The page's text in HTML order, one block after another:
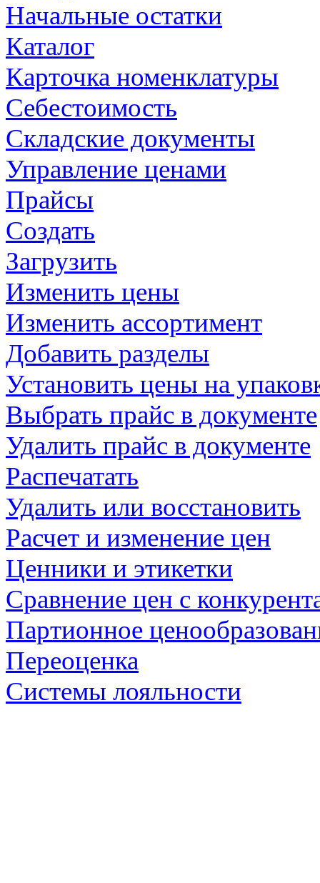
Начальные остатки
Каталог
Карточка номенклатуры
Себестоимость
Складские документы
Управление ценами
Прайсы
Создать
Загрузить
Изменить цены
Изменить ассортимент
Добавить разделы
Установить цены на
Выбрать прайс в документе
Удалить прайс в документе
Распечатать
Удалить или восстановить
Расчет и изменение цен
Ценники и этикетки
Сравнение цен с
Партионное
Переоценка
Системы лояльности